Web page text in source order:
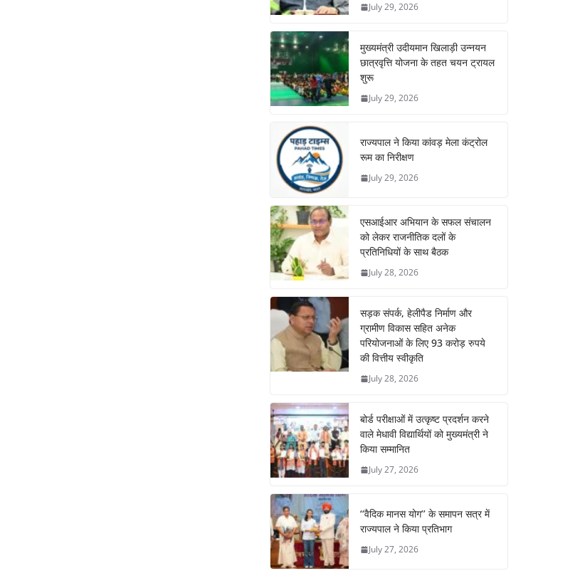
July 29, 2026
मुख्यमंत्री उदीयमान खिलाड़ी उन्नयन
छात्रवृत्ति योजना के तहत चयन ट्रायल
शुरू
July 29, 2026
राज्यपाल ने किया कांवड़ मेला कंट्रोल
रूम का निरीक्षण
July 29, 2026
एसआईआर अभियान के सफल संचालन
को लेकर राजनीतिक दलों के
प्रतिनिधियों के साथ बैठक
July 28, 2026
सड़क संपर्क, हेलीपैड निर्माण और
ग्रामीण विकास सहित अनेक
परियोजनाओं के लिए 93 करोड़ रुपये
की वित्तीय स्वीकृति
July 28, 2026
बोर्ड परीक्षाओं में उत्कृष्ट प्रदर्शन करने
वाले मेधावी विद्यार्थियों को मुख्यमंत्री ने
किया सम्मानित
July 27, 2026
‘‘वैदिक मानस योग’’ के समापन सत्र में
राज्यपाल ने किया प्रतिभाग
July 27, 2026